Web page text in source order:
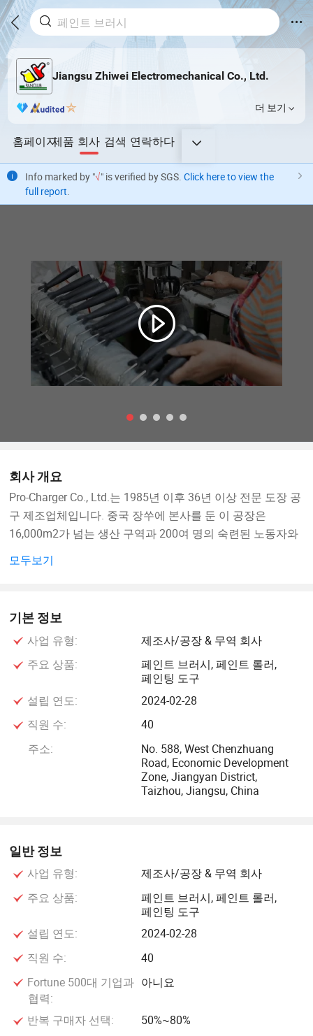
Jiangsu Zhiwei Electromechanical Co., Ltd.
더 보기
홈페이지제품 회사 검색 연락하다
Info marked by "√" is verified by SGS. Click here to view the
full report.
회사 개요
Pro-Charger Co., Ltd.는 1985년 이후 36년 이상 전문 도장 공
구 제조업체입니다. 중국 장쑤에 본사를 둔 이 공장은
16,000m2가 넘는 생산 구역과 200여 명의 숙련된 노동자와
통업체와 체인점입니다. 하버 Freight, European Biltema,
Maxeda, E-Leclerc, Australia Dulux, 번닝스 등. 우리의 페인
트 공구는 DIY 및 전문 화가들에게 최고의 퍼포먼스를 제공
할 뿐만 아니라 환경 및 지속 가능한 특성에도 인기가 있습니
다.
Jiangsu Guangyun Electro Co., Ltd. 는 1985년부터 전 세계
고객을 대상으로 OEM 또는 ODM을 해온 강력한 엔지니어
그룹을 보유하고 있습니다. 그 이유 때문에 우리의 그림 도구
는 거의 2000개의 다른 항목에 범위를 다했다. 현재 중국에 2
숙련된 직원이 있고 QC 부서에 12명이 있어 전 세계 고객에
게 최신 트렌드와 최고의 품질의 제품을 제공할 수 있습니다.
가까운 미래에 당신을 위해 봉사할 기회가 있기를 바랍니다.
장기적인 비즈니스 관계를 위해 지금 바로 문의하십시오.
모두보기
기본 정보
사업 유형:
제조사/공장 & 무역 회사
주요 상품:
페인트 브러시, 페인트 롤러,
페인팅 도구
설립 연도:
2024-02-28
직원 수:
40
주소:
No. 588, West Chenzhuang
Road, Economic Development
Zone, Jiangyan District,
Taizhou, Jiangsu, China
일반 정보
사업 유형:
제조사/공장 & 무역 회사
주요 상품:
페인트 브러시, 페인트 롤러,
페인팅 도구
설립 연도:
2024-02-28
직원 수:
40
Fortune 500대 기업과
협력:
아니요
반복 구매자 선택:
50%~80%